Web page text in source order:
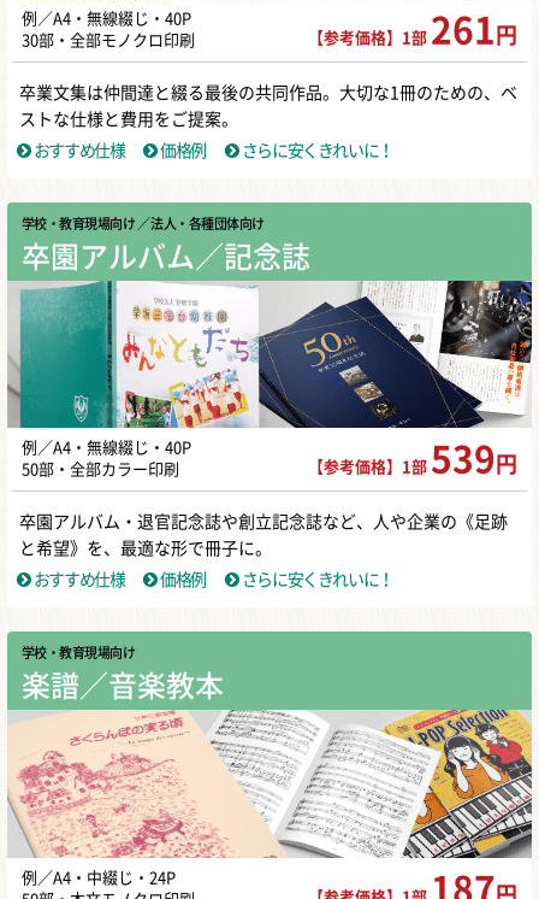
例／A4・無線綴じ・40P
30部・全部モノクロ印刷
【参考価格】1部 261 円
卒業文集は仲間達と綴る最後の共同作品。大切な1冊のための、ベ
ストな仕様と費用をご提案。
おすすめ仕様
価格例 さらに安くきれいに！
学校・教育現場向け ／ 法人・各種団体向け
卒園アルバム／記念誌
例／A4・無線綴じ・40P
50部・全部カラー印刷
【参考価格】1部 539 円
卒園アルバム・退官記念誌や創立記念誌など、人や企業の《足跡
と希望》を、最適な形で冊子に。
おすすめ仕様
価格例 さらに安くきれいに！
学校・教育現場向け
楽譜／音楽教本
例／A4・中綴じ・24P
187 円